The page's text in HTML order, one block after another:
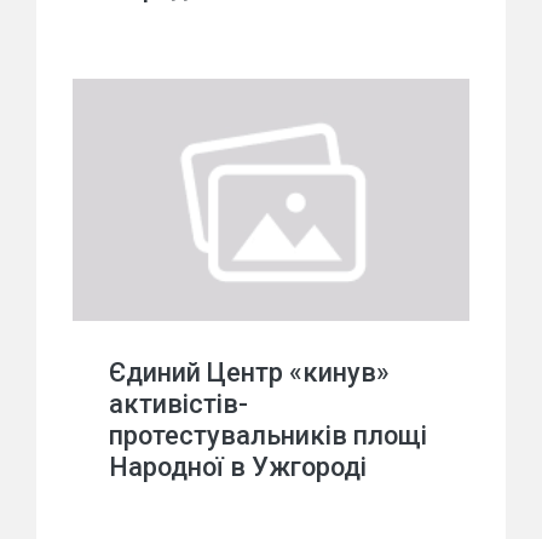
Єдиний Центр «кинув»
активістів-
протестувальників площі
Народної в Ужгороді